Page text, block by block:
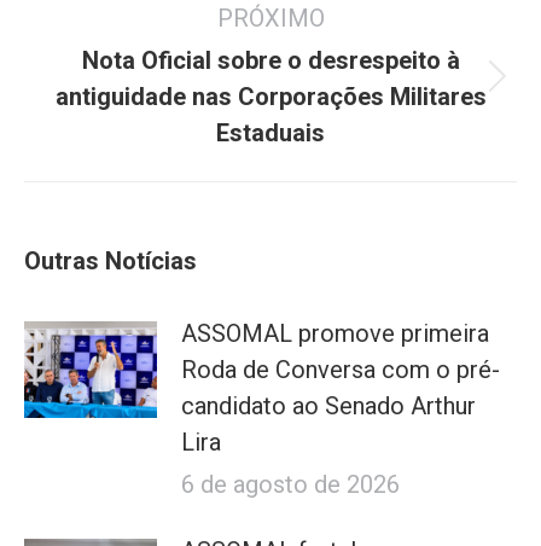
PRÓXIMO
Próximo
post:
Nota Oficial sobre o desrespeito à
antiguidade nas Corporações Militares
Estaduais
Outras Notícias
ASSOMAL promove primeira
Roda de Conversa com o pré-
candidato ao Senado Arthur
Lira
6 de agosto de 2026